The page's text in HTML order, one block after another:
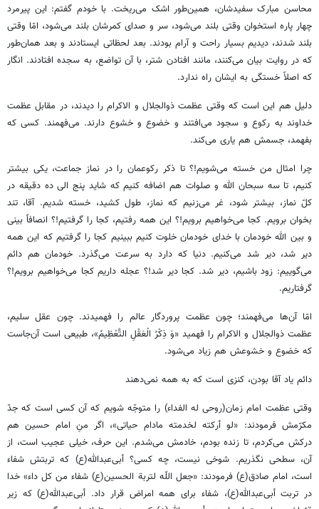
محاسن مبارک سفیدشان، همین‌طور اشک می‌ریخت. با خودم گفتم: این پیرمرد
چهار پاره استخوان وقتی بلند می‌شود، سر و صدای کمرشان بلند می‌شود، امّا وقتی
بلند شدند، دیدیم بسیار راحت و آرام بودند. بعد لحظاتی ایستادند و بعد همان‌طور
که در روایت بیان می‌کنند، مانند افتادن شتر، با آن تواضع، به سجده افتادند. انگار
که اصلاً خستگی به ایشان راه ندارد.
دلیل هم این است که وقتی عظمت ذوالجلال و الاکرام را دیدند، در مقابل عظمت
خداوند به رکوع و سجود می‌افتند و خضوع و خشوع دارند. می‌فهمند. کسی که
بفهمد، جسمش هم یاری می‌کند.
چرا امثال من خسته می‌شویم!؟ تا ذکر رکوعمان را در نماز جماعت، یکی بیشتر
کنیم، تا سه سبحان الله و صلوات هم اضافه کنیم که شاید پنج الی ده دقیقه در
کلّ نماز، بیشتر شود، غر می‌زنیم که نماز، طول کشید، خسته شدیم. آقا، تند
بخوان برویم. کجا می‌خواهیم برویم!؟ این همه رفتیم، کجا را گرفتیم!؟ انصافاً بینی
و بین الله خودمان با خدای خودمان خلوت کنیم ببینیم کجا را گرفتیم که این همه
دیر شد، دیر شد می‌کنیم. دنیا که دارد به سرعت می‌گذرد. خودمان هم دائم
می‌گوییم: زود باشیم، دیر شد. کجا دیر شد!؟ عجله داریم کجا می‌خواهیم برویم!؟
گرفتاریم.
امّا آن‌ها می‌فهمند؛ چون عظمت پروردگار عالم را فهمیدند. چون عقل سلیم،
عظمت ذوالجلال و الاکرام را فهمید «وَ ذِكْرُ الْعَقْلِ التَّعْظِيمُ»، طبیعی است آن‌جاست
که خضوع و خشوعش هم زیاد می‌شود.
دائم یاد آقا بودن، کنزی است که به همه نمی‌دهند
وقتی عظمت امام زمان(روحی له الفداء) را متوجّه شویم که آن کسی است که جدّ
مکرّمش فرمودند: «لو أرکته لخدمته مادام حیاتی»، اگر منِ امام حسین هم
درکش می‌کردم، تا زنده بودم، خادمش می‌شدم. این حرف، خیلی عجیب است، از
آن، سطحی نگذریم. شوخی نیست، چه کسی؟ أبی‌عبدالله(ع) که تربتش شفاء
است، امام صادق(ع) فرمودند: «جعل اللّه لتربة الحسین(ع) شفاء من کل داء» خدا
در تربت أبی‌عبدالله(ع)، شفاء برای همه امراض قرار داد. أبی‌عبدالله(ع) که زیر